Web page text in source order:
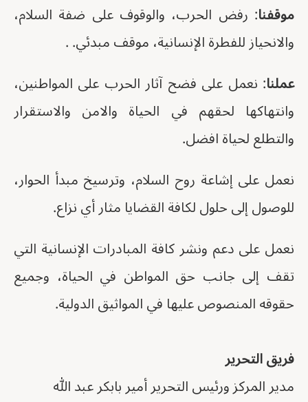
موقفنا: رفض الحرب، والوقوف على ضفة السلام،
والانحياز للفطرة الإنسانية، موقف مبدئي. .
عملنا: نعمل على فضح آثار الحرب على المواطنين،
وانتهاكها لحقهم في الحياة والامن والاستقرار
والتطلع لحياة افضل.
نعمل على إشاعة روح السلام، وترسيخ مبدأ الحوار،
للوصول إلى حلول لكافة القضايا مثار أي نزاع.
نعمل على دعم ونشر كافة المبادرات الإنسانية التي
تقف إلى جانب حق المواطن في الحياة، وجميع
حقوقه المنصوص عليها في المواثيق الدولية.
فريق التحرير
مدير المركز ورئيس التحرير أمير بابكر عبد الله